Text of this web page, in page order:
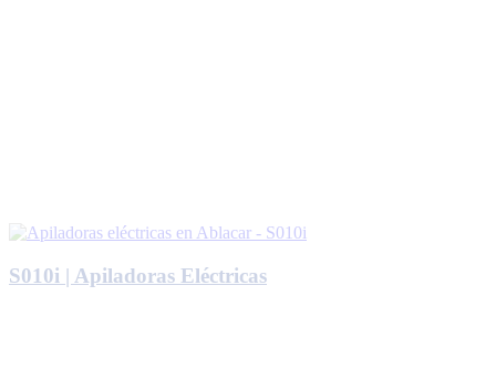
S010i | Apiladoras Eléctricas